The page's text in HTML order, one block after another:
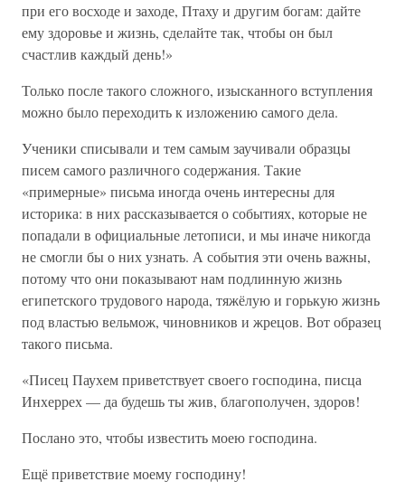
при его восходе и заходе, Птаху и другим богам: дайте
ему здоровье и жизнь, сделайте так, чтобы он был
счастлив каждый день!»
Только после такого сложного, изысканного вступления
можно было переходить к изложению самого дела.
Ученики списывали и тем самым заучивали образцы
писем самого различного содержания. Такие
«примерные» письма иногда очень интересны для
историка: в них рассказывается о событиях, которые не
попадали в официальные летописи, и мы иначе никогда
не смогли бы о них узнать. А события эти очень важны,
потому что они показывают нам подлинную жизнь
египетского трудового народа, тяжёлую и горькую жизнь
под властью вельмож, чиновников и жрецов. Вот образец
такого письма.
«Писец Паухем приветствует своего господина, писца
Инхеррех — да будешь ты жив, благополучен, здоров!
Послано это, чтобы известить моею господина.
Ещё приветствие моему господину!